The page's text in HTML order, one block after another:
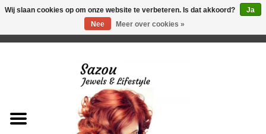
Just for Him
Wij slaan cookies op om onze website te verbeteren. Is dat akkoord?
Ja
Nee
Meer over cookies »